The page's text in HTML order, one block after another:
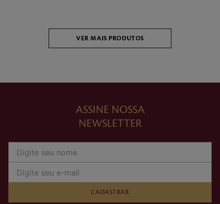
ASSINE NOSSA
NEWSLETTER
CADASTRAR